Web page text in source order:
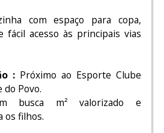
com espaço para copa,
fácil acesso às principais vias
:Próximo ao Esporte Clube
do Povo.
busca m² valorizado e
os filhos.